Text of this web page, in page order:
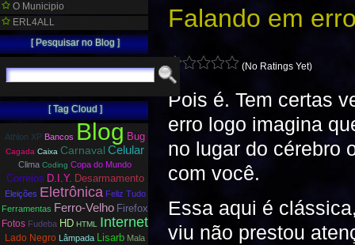
Falando em
(No Ratings Yet)
Pois é. Tem certas
erro logo imagina
no lugar do cérebro
com você.
Essa aqui é
viu não prestou
O Municipio
ERL4ALL
[ Pesquisar no Blog ]
[ Tag Cloud ]
Athlon XP Bancos Blog Bug
Cagada Caixa Carnaval Celular
Clima Coding Copa do Mundo
Correios D.I.Y. Desarmamento
Eleições Eletrônica Feliz Tudo
Ferramentas Ferro-Velho Firefox
Fotos Fudeba HD HTML Internet
Lado Negro Lâmpada Lisarb Mala